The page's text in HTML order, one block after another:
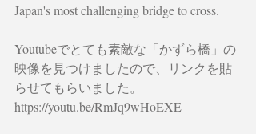
Japan's most challenging bridge to cross.
Youtubeでとても素敵な「かずら橋」の
映像を見つけましたので、リンクを貼
らせてもらいました。
https://youtu.be/RmJq9wHoEXE